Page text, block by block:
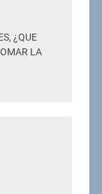
¿QUE
LA